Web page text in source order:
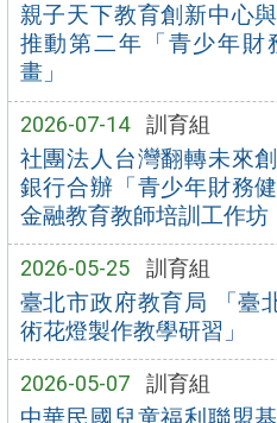
親子天下教育創新中心
推動第二年「青少年財
畫」
2026-07-14 訓育組
社團法人台灣翻轉未來
銀行合辦「青少年財務
金融教育教師培訓工作坊
2026-05-25 訓育組
臺北市政府教育局 「臺
術花燈製作教學研習」
2026-05-07 訓育組
中華民國兒童福利聯盟